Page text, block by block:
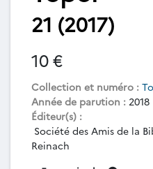
21 (2017)
10 €
Collection et numéro :
Année de parution : 2018
Éditeur(s) :
Société des Amis de la
Reinach